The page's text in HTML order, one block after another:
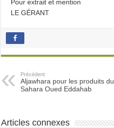
Pour extrait et mention
LE GÉRANT
Précédent
Aljawhara pour les produits du
Sahara Oued Eddahab
Articles connexes